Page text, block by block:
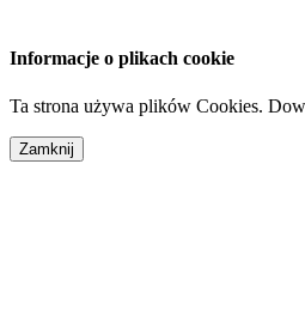
Informacje o plikach cookie
Ta strona używa plików Cookies.